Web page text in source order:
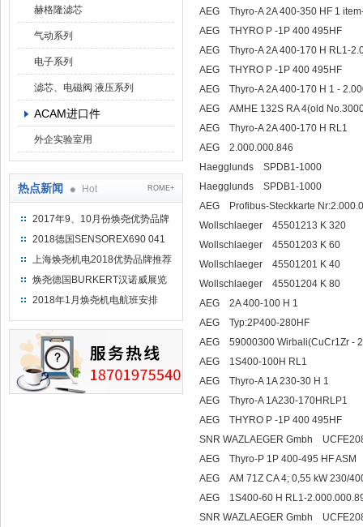
赫格隆滤芯
气动系列
电子系列
滤芯、电磁阀 液压系列
ACAM进口件
外企实验室用
热点新闻 Hot ROME+
2017年9、10月份焕尧优势品牌
推荐
2018德国SENSOREX690 041
415 D
上海焕尧机电2018优势品牌推荐
焕尧德国BURKERT汉诺威展览
（2018）
2018年1月焕尧机电航班安排
AEG Thyro-A 2A 400-350 HF 1
AEG THYRO P -1P 400 495HF
AEG Thyro-A 2A 400-170 H RL1-
AEG THYRO P -1P 400 495HF
AEG Thyro-A 2A 400-170 H 1 -
AEG AMHE 132S RA 4(old
AEG Thyro-A 2A 400-170 H RL1
AEG 2.000.000.846
Haegglunds SPDB1-1000
Haegglunds SPDB1-1000
AEG Profibus-Steckkarte
Wollschlaeger 45501213 K 320
Wollschlaeger 45501203 K 60
Wollschlaeger 45501201 K 40
Wollschlaeger 45501204 K 80
AEG 2A 400-100 H 1
AEG Typ:2P400-280HF
AEG 59000300 Wirbali(CuCr1Zr -
AEG 1S400-100H RL1
AEG Thyro-A 1A 230-30 H 1
AEG Thyro-A 1A230-170HRLP1
AEG THYRO P -1P 400 495HF
SNR WAZLAEGER Gmbh
AEG Thyro-P 1P 400-495 HF ASM
AEG AM 71Z CA 4; 0,55 kW 230/
AEG 1S400-60 H RL1-
SNR WAZLAEGER Gmbh